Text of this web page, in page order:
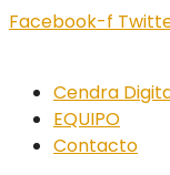
Facebook-f
Cendra
EQUIPO
Contacto